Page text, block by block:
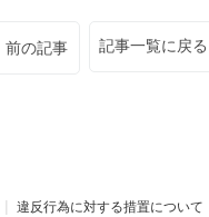
前の記事 記事一覧に戻る
違反行為に対する措置について